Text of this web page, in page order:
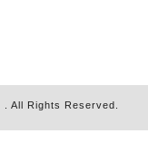
. All Rights Reserved.